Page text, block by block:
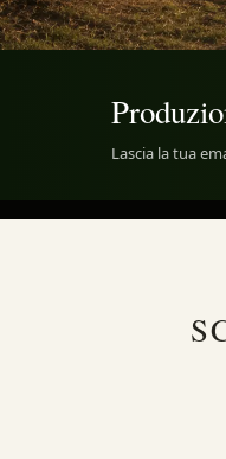
Lascia la tua